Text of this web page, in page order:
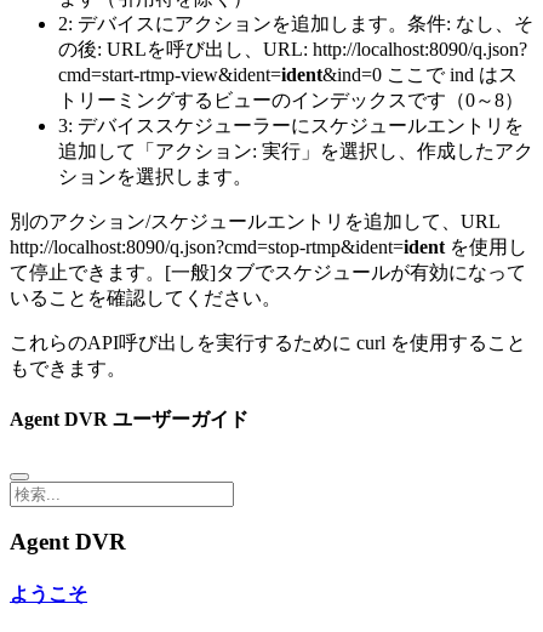
2: デバイスにアクションを追加します。条件: なし、そ
の後: URLを呼び出し、URL: http://localhost:8090/q.json?
cmd=start-rtmp-view&ident=ident&ind=0 ここで ind はス
トリーミングするビューのインデックスです（0～8）
3: デバイススケジューラーにスケジュールエントリを
追加して「アクション: 実行」を選択し、作成したアク
ションを選択します。
別のアクション/スケジュールエントリを追加して、URL
http://localhost:8090/q.json?cmd=stop-rtmp&ident=ident を使用し
て停止できます。[一般]タブでスケジュールが有効になって
いることを確認してください。
これらのAPI呼び出しを実行するために curl を使用すること
もできます。
Agent DVR ユーザーガイド
Agent DVR
ようこそ